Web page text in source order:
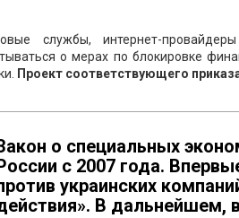
службы, интернет-
о мерах по блокировке
Проект соответствующего
о специальных
с 2007 года.
украинских
В дальнейшем,